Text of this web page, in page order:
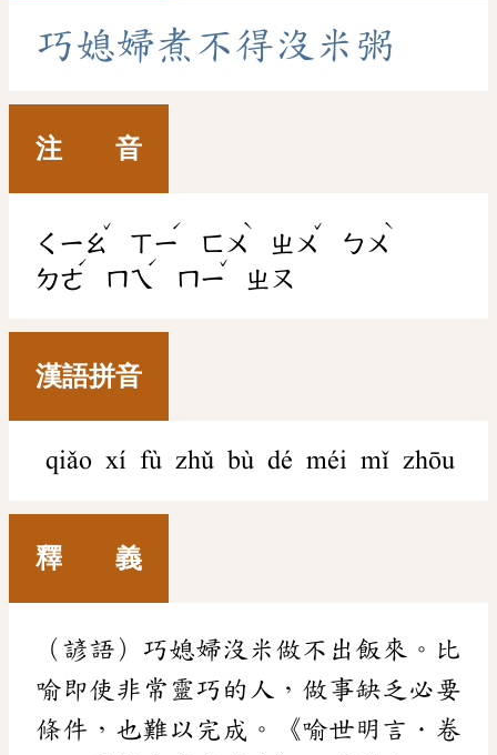
巧媳婦煮不得沒 米 粥
注 音
ㄑㄧㄠ
ˇ
ㄒㄧ
ˊ
ㄈㄨ
ˋ
ㄓㄨ
ˇ
ㄅㄨ
ˋ
ㄉㄜ
ˊ
ㄇㄟ
ˊ
ㄇㄧ
ˇ
ㄓㄡ
漢語拼音
qiǎo xí fù zhǔ bù dé méi mǐ zhōu
釋 義
（諺語）巧媳婦沒米做不出飯來。比
喻即使非常靈巧的人，做事缺乏必要
條件，也難以完成。《喻世明言．卷